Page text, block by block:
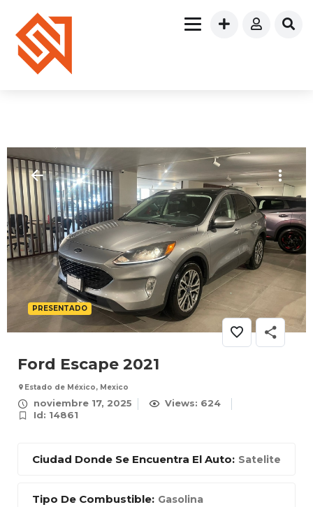
PRESENTADO
Ford Escape 2021
Estado de México, Mexico
noviembre 17, 2025
Views: 624
Id: 14861
Ciudad Donde Se Encuentra El Auto: Satelite
Tipo De Combustible: Gasolina